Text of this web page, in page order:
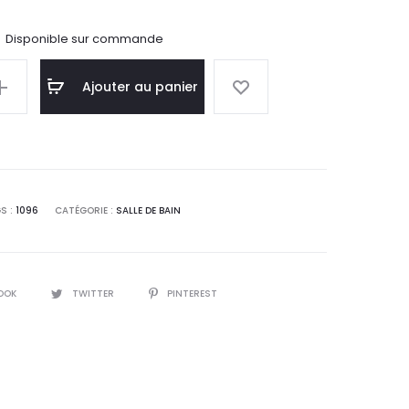
Disponible sur commande
Ajouter au panier
: 1096 CATÉGORIE : SALLE DE BAIN
TWITTER PINTEREST